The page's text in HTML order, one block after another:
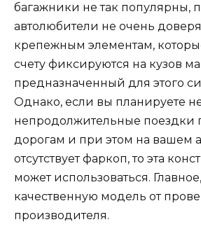
багажники не так популярны,
автолюбители не очень
крепежным элементам,
счету фиксируются на кузов
предназначенный для этого
Однако, если вы планируете
непродолжительные поездки
дорогам и при этом на вашем
отсутствует фаркоп, то эта
может использоваться.
качественную модель от
производителя.